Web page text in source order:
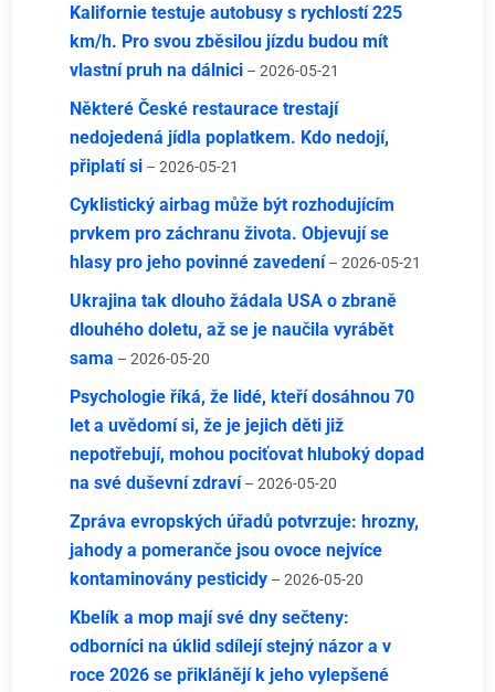
Kalifornie testuje autobusy s rychlostí 225
km/h. Pro svou zběsilou jízdu budou mít
vlastní pruh na dálnici – 2026-05-21
Některé České restaurace trestají
nedojedená jídla poplatkem. Kdo nedojí,
připlatí si – 2026-05-21
Cyklistický airbag může být rozhodujícím
prvkem pro záchranu života. Objevují se
hlasy pro jeho povinné zavedení – 2026-05-21
Ukrajina tak dlouho žádala USA o zbraně
dlouhého doletu, až se je naučila vyrábět
sama – 2026-05-20
Psychologie říká, že lidé, kteří dosáhnou 70
let a uvědomí si, že je jejich děti již
nepotřebují, mohou pociťovat hluboký dopad
na své duševní zdraví – 2026-05-20
Zpráva evropských úřadů potvrzuje: hrozny,
jahody a pomeranče jsou ovoce nejvíce
kontaminovány pesticidy – 2026-05-20
Kbelík a mop mají své dny sečteny:
odborníci na úklid sdílejí stejný názor a v
roce 2026 se přiklánějí k jeho vylepšené